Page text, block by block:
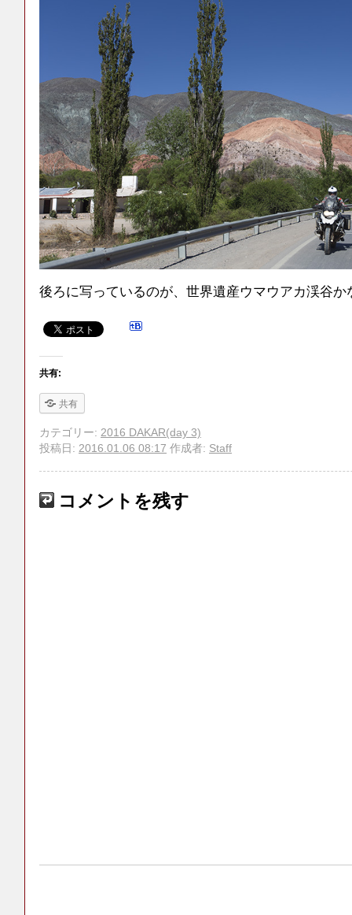
後ろに写っているのが、世界遺産ウマウアカ渓谷か
共有:
共有
カテゴリー: 2016 DAKAR(day 3)
投稿日: 2016.01.06 08:17 作成者: Staff
コメントを残す